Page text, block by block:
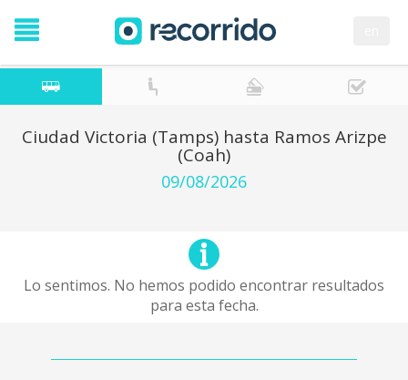
Ciudad Victoria (Tamps) hasta Ramos Arizpe
(Coah)
09/08/2026
Lo sentimos. No hemos podido encontrar resultados
para esta fecha.